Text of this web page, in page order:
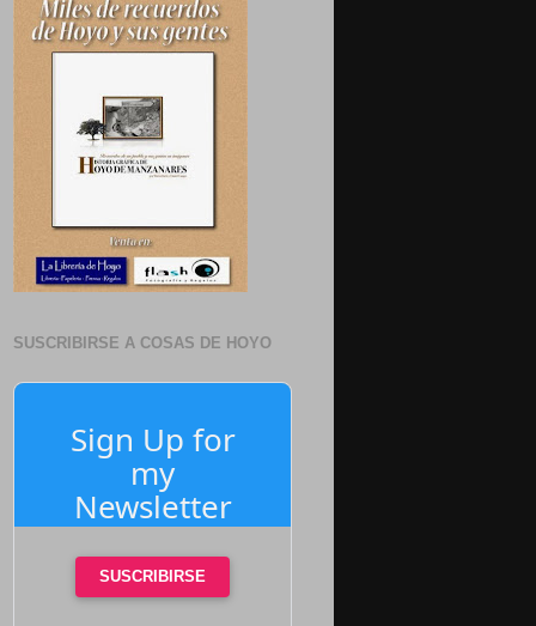
SUSCRIBIRSE A COSAS DE HOYO
Sign Up for
my
Newsletter
SUSCRIBIRSE